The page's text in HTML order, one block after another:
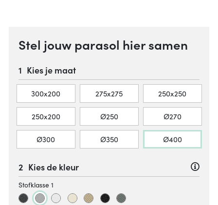
Stel jouw parasol hier samen
Kies je maat
300x200 275x275 250x250
250x200 Ø250 Ø270
Ø300 Ø350 Ø400
Kies de kleur
Stofklasse 1